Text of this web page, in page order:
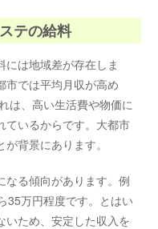
テの給料
は地域差が存在しま
市では平均月収が高め
は、高い生活費や物価に
ているからです。大都市
背景にあります。
なる傾向があります。例
35万円程度です。とはい
いため、安定した収入を